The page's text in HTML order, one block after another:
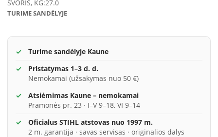
SVORIS, KG:27.0
TURIME SANDĖLYJE
Turime sandėlyje Kaune
Pristatymas 1–3 d. d.
Nemokamai (užsakymas nuo 50 €)
Atsiėmimas Kaune – nemokamai
Pramonės pr. 23 · I–V 9–18, VI 9–14
Oficialus STIHL atstovas nuo 1997 m.
2 m. garantija · savas servisas · originalios dalys